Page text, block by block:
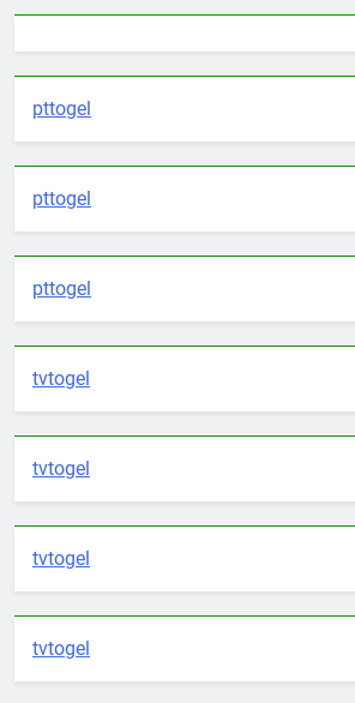
pttogel
pttogel
pttogel
tvtogel
tvtogel
tvtogel
tvtogel